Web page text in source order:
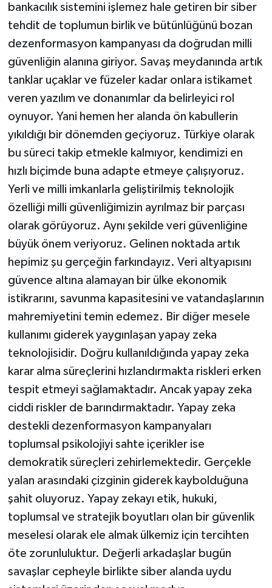
bankacılık sistemini işlemez hale getiren bir siber
tehdit de toplumun birlik ve bütünlüğünü bozan
dezenformasyon kampanyası da doğrudan milli
güvenliğin alanına giriyor. Savaş meydanında artık
tanklar uçaklar ve füzeler kadar onlara istikamet
veren yazılım ve donanımlar da belirleyici rol
oynuyor. Yani hemen her alanda ön kabullerin
yıkıldığı bir dönemden geçiyoruz. Türkiye olarak
bu süreci takip etmekle kalmıyor, kendimizi en
hızlı biçimde buna adapte etmeye çalışıyoruz.
Yerli ve milli imkanlarla geliştirilmiş teknolojik
özelliği milli güvenliğimizin ayrılmaz bir parçası
olarak görüyoruz. Aynı şekilde veri güvenliğine
büyük önem veriyoruz. Gelinen noktada artık
hepimiz şu gerçeğin farkındayız. Veri altyapısını
güvence altına alamayan bir ülke ekonomik
istikrarını, savunma kapasitesini ve vatandaşlarının
mahremiyetini temin edemez. Bir diğer mesele
kullanımı giderek yaygınlaşan yapay zeka
teknolojisidir. Doğru kullanıldığında yapay zeka
karar alma süreçlerini hızlandırmakta riskleri erken
tespit etmeyi sağlamaktadır. Ancak yapay zeka
ciddi riskler de barındırmaktadır. Yapay zeka
destekli dezenformasyon kampanyaları
toplumsal psikolojiyi sahte içerikler ise
demokratik süreçleri zehirlemektedir. Gerçekle
yalan arasındaki çizginin giderek kaybolduğuna
şahit oluyoruz. Yapay zekayı etik, hukuki,
toplumsal ve stratejik boyutları olan bir güvenlik
meselesi olarak ele almak ülkemiz için tercihten
öte zorunluluktur. Değerli arkadaşlar bugün
savaşlar cepheyle birlikte siber alanda uydu